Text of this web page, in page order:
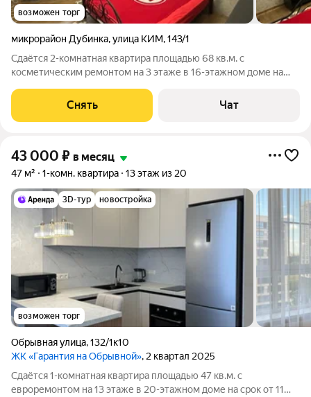
возможен торг
микрорайон Дубинка,улица КИМ,143/1
Сдаётся 2-комнатная квартира площадью 68 кв.м. с
косметическим ремонтом на 3 этаже в 16-этажном доме на
Стиральная машина Холодильник Кондиционер
Микроволновка Дом - монолитный, окна
Снять Чат
43 000 ₽ в месяц
47 м² 1-комн. квартира 13 этаж из 20
3D-тур новостройка
возможен торг
Обрывная улица,132/1к10
ЖК «Гарантия на Обрывной», 2 квартал 2025
Сдаётся 1-комнатная квартира площадью 47 кв.м. с
евроремонтом на 13 этаже в 20-этажном доме на срок от 11